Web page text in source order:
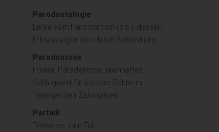
Parodontologie
Lehre vom Parodontium (s.o.), dessen
Erkrankungen und deren Behandlung.
Parodontose
Früher: Paradentose; laienhaftes
Schlagwort für lockere Zähne mit
freiliegenden Zahnhälsen.
Partiell
Teilweise, zum Teil.